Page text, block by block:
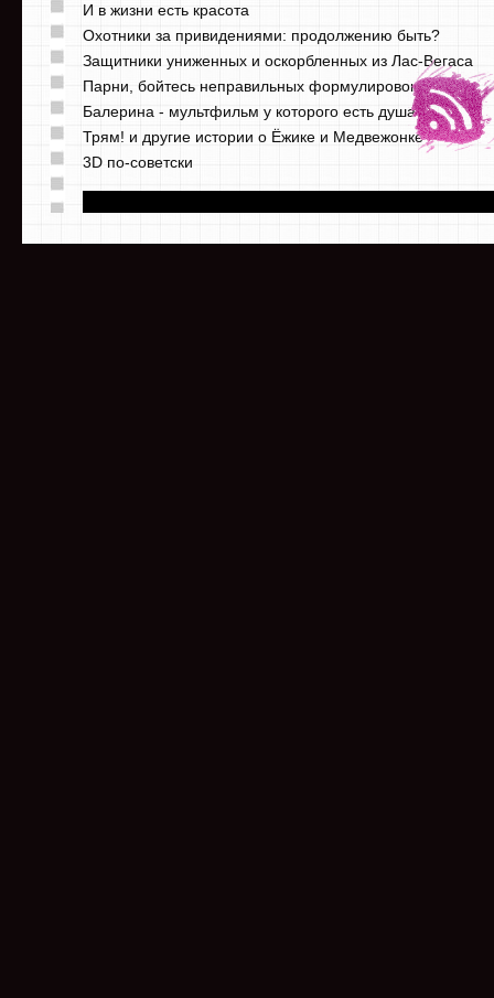
И в жизни есть красота
Охотники за привидениями: продолжению быть?
Защитники униженных и оскорбленных из Лас-Вегаса
Парни, бойтесь неправильных формулировок
Балерина - мультфильм у которого есть душа
Трям! и другие истории о Ёжике и Медвежонке
3D по-советски